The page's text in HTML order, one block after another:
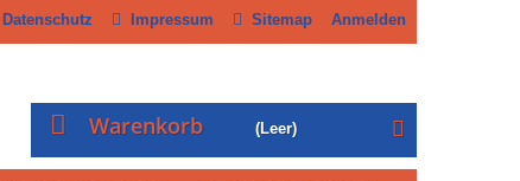
Anmelden
Sitemap
Impressum
Datenschutz
Warenkorb (Leer)